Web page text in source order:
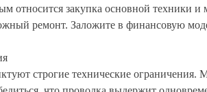
относится закупка основной техники
ремонт. Заложите в финансовую
строгие технические